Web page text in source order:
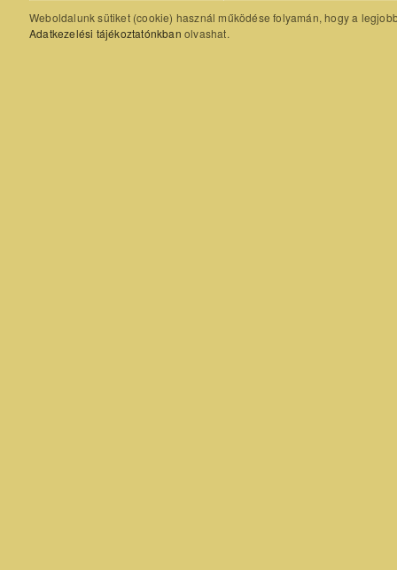
Weboldalunk sütiket (cookie) használ működése folyamán, hogy a
Adatkezelési tájékoztatónkban olvashat.